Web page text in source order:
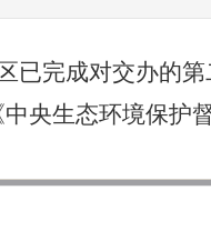
已完成对交办的第
央生态环境保护